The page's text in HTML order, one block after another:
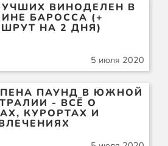
ВИНОДЕЛЕН В
БАРОССА (+
НА 2 ДНЯ)
5 июля 2020
ПАУНД В ЮЖНОЙ
- ВСЁ О
КУРОРТАХ И